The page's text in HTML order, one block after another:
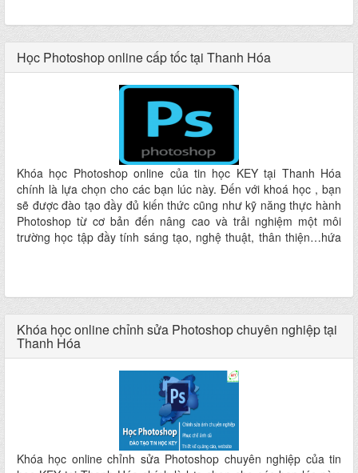
nhất ngay tại nơi bạn ở mà không phải cất công đi đâu xa
Học Photoshop online cấp tốc tại Thanh Hóa
Khóa học Photoshop online của tin học KEY tại Thanh Hóa
chính là lựa chọn cho các bạn lúc này. Đến với khoá học , bạn
sẽ được đào tạo đầy đủ kiến thức cũng như kỹ năng thực hành
Photoshop từ cơ bản đến nâng cao và trải nghiệm một môi
trường học tập đầy tính sáng tạo, nghệ thuật, thân thiện…hứa
Khóa học online chỉnh sửa Photoshop chuyên nghiệp tại
Thanh Hóa
Khóa học online chỉnh sửa Photoshop chuyên nghiệp của tin